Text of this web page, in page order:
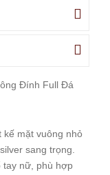
Đính Full Đá
kế mặt vuông nhỏ
sang trọng.
tay nữ, phù hợp